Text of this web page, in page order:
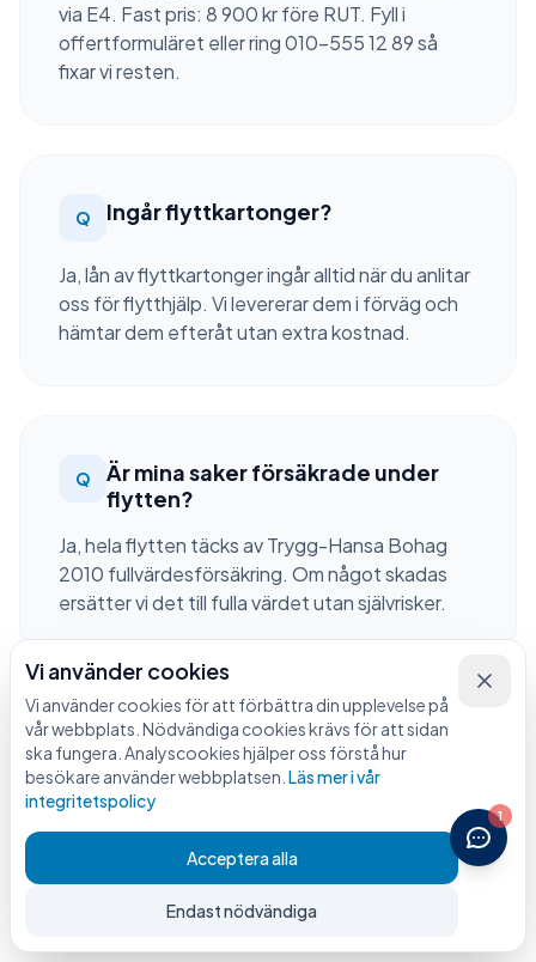
via E4. Fast pris: 8 900 kr före RUT. Fyll i
offertformuläret eller ring 010-555 12 89 så
fixar vi resten.
Q Ingår flyttkartonger?
Ja, lån av flyttkartonger ingår alltid när du anlitar
oss för flytthjälp. Vi levererar dem i förväg och
hämtar dem efteråt utan extra kostnad.
Q
Är mina saker försäkrade under
flytten?
Ja, hela flytten täcks av Trygg-Hansa Bohag
2010 fullvärdesförsäkring. Om något skadas
ersätter vi det till fulla värdet utan självrisker.
Q Hur fungerar RUT-avdraget?
Vi drar av 50 % av arbetskostnaden direkt på
din faktura och sköter all kontakt med
Skatteverket. Du behöver inte ansöka själv.
Max 75 000 kr per person och år.
1
Vi använder cookies
Vi använder cookies för att förbättra din upplevelse på
vår webbplats. Nödvändiga cookies krävs för att sidan
ska fungera. Analyscookies hjälper oss förstå hur
besökare använder webbplatsen. Läs mer i vår
integritetspolicy
Acceptera alla
Endast nödvändiga